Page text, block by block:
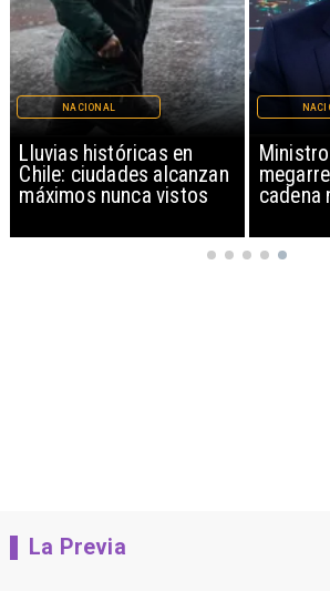
Lluvias históricas en
Chile: ciudades alcanzan
máximos nunca vistos
NACIONAL
cadena
La Previa